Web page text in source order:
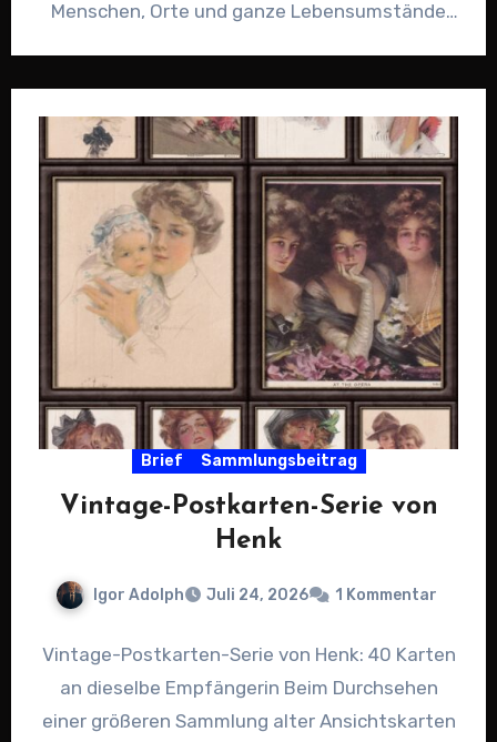
Menschen, Orte und ganze Lebensumstände
Brief Sammlungsbeitrag
Vintage-Postkarten-Serie von
Henk
Igor Adolph Juli 24, 2026 1 Kommentar
Vintage-Postkarten-Serie von Henk: 40 Karten
an dieselbe Empfängerin Beim Durchsehen
einer größeren Sammlung alter Ansichtskarten